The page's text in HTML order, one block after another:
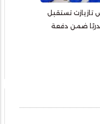
تازيازت تستقبل
ضمن دفعة